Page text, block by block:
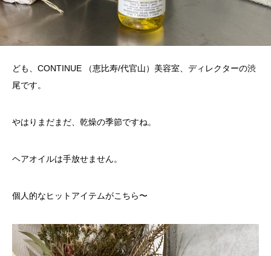
ども、CONTINUE （恵比寿/代官山）美容室、ディレクターの渋
尾です。
やはりまだまだ、乾燥の季節ですね。
ヘアオイルは手放せません。
個人的なヒットアイテムがこちら〜